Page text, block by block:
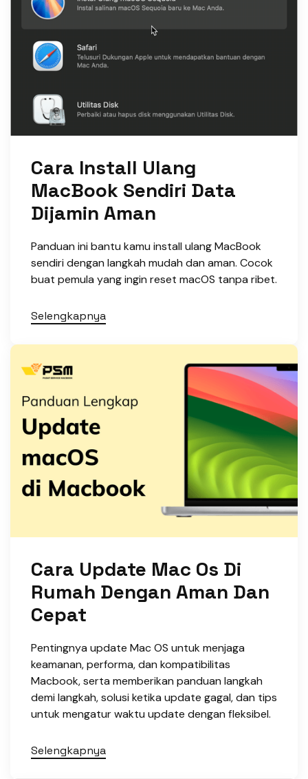
Cara Install Ulang
MacBook Sendiri Data
Dijamin Aman
Panduan ini bantu kamu install ulang MacBook
sendiri dengan langkah mudah dan aman. Cocok
buat pemula yang ingin reset macOS tanpa ribet.
Selengkapnya
Cara Update Mac Os Di
Rumah Dengan Aman Dan
Cepat
Pentingnya update Mac OS untuk menjaga
keamanan, performa, dan kompatibilitas
Macbook, serta memberikan panduan langkah
demi langkah, solusi ketika update gagal, dan tips
untuk mengatur waktu update dengan fleksibel.
Selengkapnya